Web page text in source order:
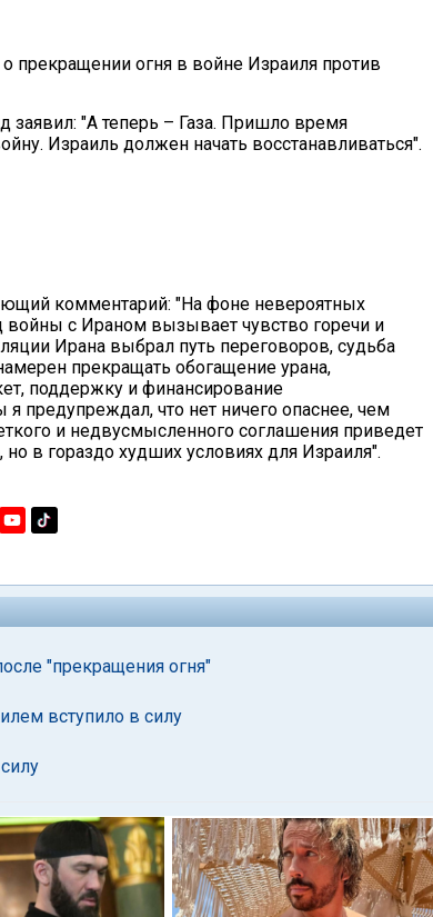
огня в войне Израиля против
заявил: "А теперь – Газа. Пришло время
Израиль должен начать восстанавливаться".
комментарий: "На фоне невероятных
с Ираном вызывает чувство горечи и
Ирана выбрал путь переговоров, судьба
прекращать обогащение урана,
поддержку и финансирование
предупреждал, что нет ничего опаснее, чем
и недвусмысленного соглашения приведет
но в гораздо худших условиях для Израиля".
"прекращения огня"
вступило в силу